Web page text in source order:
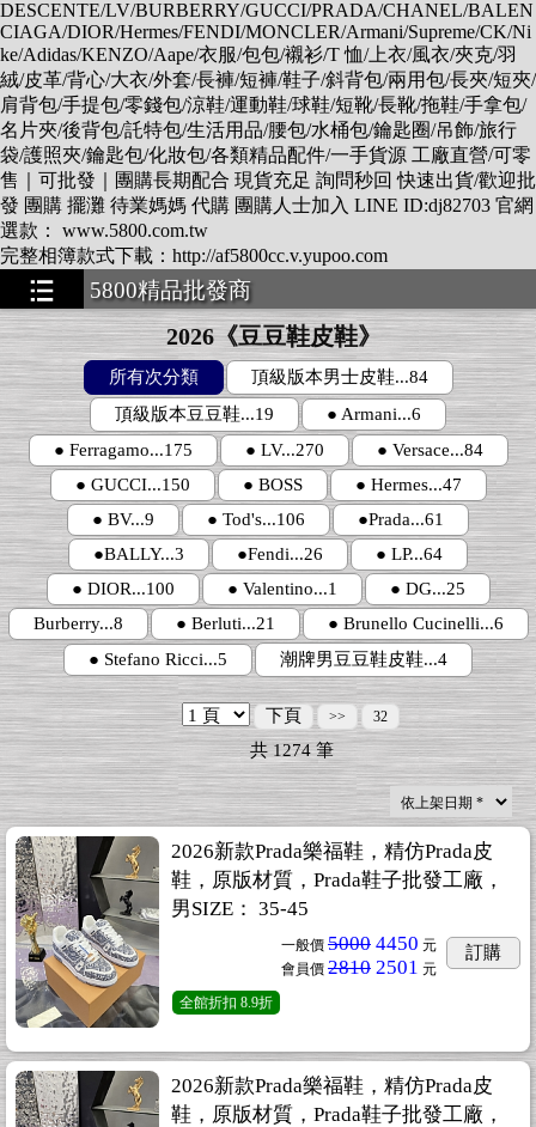
DESCENTE/LV/BURBERRY/GUCCI/PRADA/CHANEL/BALEN
CIAGA/DIOR/Hermes/FENDI/MONCLER/Armani/Supreme/CK/Ni
ke/Adidas/KENZO/Aape/衣服/包包/襯衫/T 恤/上衣/風衣/夾克/羽
絨/皮革/背心/大衣/外套/長褲/短褲/鞋子/斜背包/兩用包/長夾/短夾/
肩背包/手提包/零錢包/涼鞋/運動鞋/球鞋/短靴/長靴/拖鞋/手拿包/
名片夾/後背包/託特包/生活用品/腰包/水桶包/鑰匙圈/吊飾/旅行
袋/護照夾/鑰匙包/化妝包/各類精品配件/一手貨源 工廠直營/可零
售｜可批發｜團購長期配合 現貨充足 詢問秒回 快速出貨/歡迎批
發 團購 擺灘 待業媽媽 代購 團購人士加入 LINE ID:dj82703 官網
選款： www.5800.com.tw
完整相簿款式下載：http://af5800cc.v.yupoo.com
5800精品批發商
2026《豆豆鞋皮鞋》
所有次分類
頂級版本男士皮鞋...84
頂級版本豆豆鞋...19
● Armani...6
● Ferragamo...175
● LV...270
● Versace...84
● GUCCI...150
● BOSS
● Hermes...47
● BV...9
● Tod's...106
●Prada...61
●BALLY...3
●Fendi...26
● LP...64
● DIOR...100
● Valentino...1
● DG...25
Burberry...8
● Berluti...21
● Brunello Cucinelli...6
● Stefano Ricci...5
潮牌男豆豆鞋皮鞋...4
下頁 >> 32
共 1274筆
2026新款Prada樂福鞋，精仿Prada皮
鞋，原版材質，Prada鞋子批發工廠，
男SIZE： 35-45
一般價 5000 4450 元
會員價 2810 2501 元
訂購
全館折扣 8.9折
2026新款Prada樂福鞋，精仿Prada皮
鞋，原版材質，Prada鞋子批發工廠，